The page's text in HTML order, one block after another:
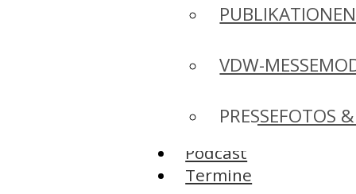
PUBLIKATIONEN
VDW-
PRESSEFOTOS
Podcast
Termine